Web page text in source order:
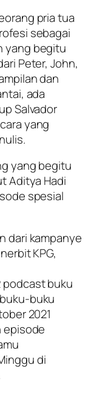
pria tua
sebagai
yang begitu
Peter, John,
dan
ada
Salvador
yang
yang begitu
Aditya Hadi
spesial
dari kampanye
KPG,
podcast buku
buku
2021
episode
di